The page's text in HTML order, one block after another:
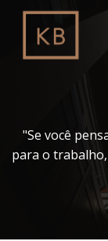
"Se você
para o